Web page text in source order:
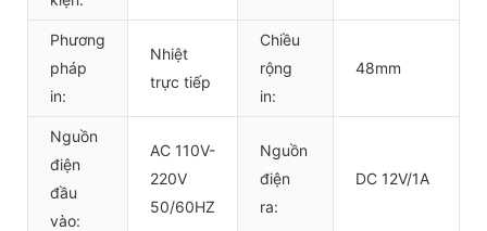
Phương
pháp
in:
Nhiệt
trực tiếp
Chiều
rộng
in:
48mm
Nguồn
điện
đầu
vào:
AC 110V-
220V
50/60HZ
Nguồn
điện
ra:
DC 12V/1A